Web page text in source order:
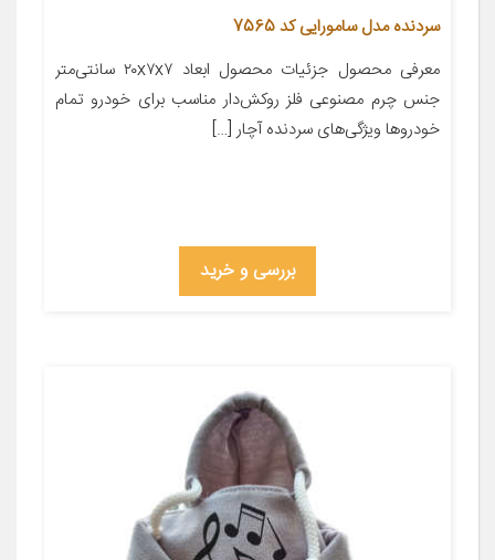
سردنده مدل سامورایی کد 7565
معرفی محصول جزئیات محصول ابعاد ۲۰x۷x۷ سانتی‌متر
جنس چرم مصنوعی فلز روکش‌دار مناسب برای خودرو تمام
خودروها ویژگی‌های سردنده آچار […]
بررسی و خرید